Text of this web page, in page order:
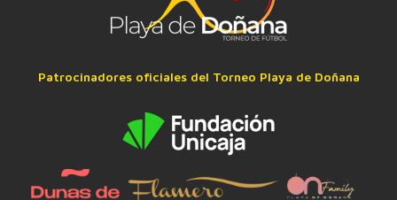
Patrocinadores oficiales del Torneo Playa de Doñana